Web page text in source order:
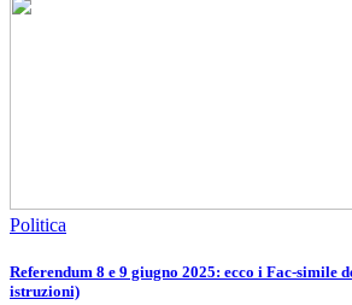
Politica
Referendum 8 e 9 giugno 2025: ecco i Fac-simile
istruzioni)